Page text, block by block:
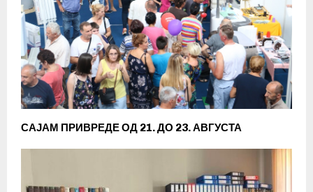
САЈАМ ПРИВРЕДЕ ОД 21. ДО 23. АВГУСТА